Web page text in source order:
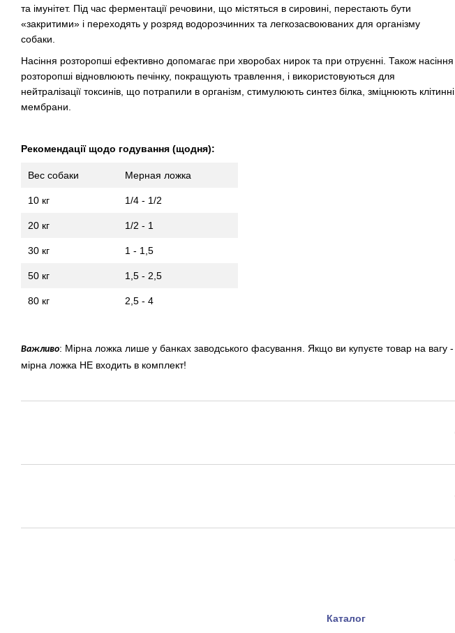
та імунітет. Під час ферментації речовини, що містяться в сировині, перестають бути
«закритими» і переходять у розряд водорозчинних та легкозасвоюваних для організму
собаки.
Насіння розторопші ефективно допомагає при хворобах нирок та при отруєнні. Також насіння
розторопші відновлюють печінку, покращують травлення, і використовуються для
нейтралізації токсинів, що потрапили в організм, стимулюють синтез білка, зміцнюють клітинні
мембрани.
Рекомендації щодо годування (щодня):
Вес собаки Мерная ложка
10 кг 1/4 - 1/2
20 кг 1/2 - 1
30 кг 1 - 1,5
50 кг 1,5 - 2,5
80 кг 2,5 - 4
Важливо: Мірна ложка лише у банках заводського фасування. Якщо ви купуєте товар на вагу -
мірна ложка НЕ входить в комплект!
Каталог